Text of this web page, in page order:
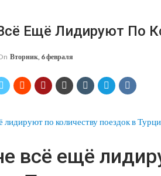
Ещё Лидируют По
Вторник, 6 февраля
всё ещё